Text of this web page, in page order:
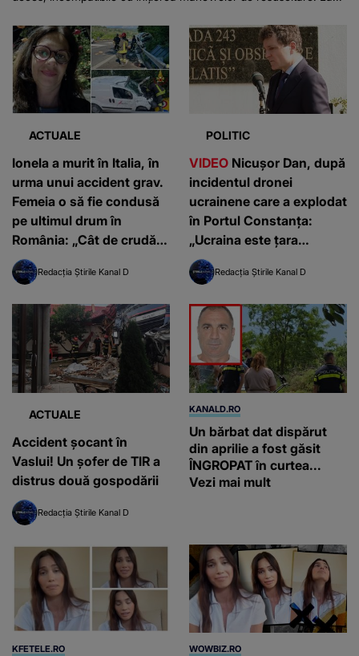
ACTUALE
Ionela a murit în Italia, în
urma unui accident grav.
Femeia o să fie condusă
pe ultimul drum în
România: „Cât de crudă a
fost viața”
Redacția Știrile Kanal D
POLITIC
VIDEO Nicușor Dan, după
incidentul dronei
ucrainene care a explodat
în Portul Constanţa:
„Ucraina este ţara
agresată. Pentru orice fel
de evenimente care apar,
Redacția Știrile Kanal D
ACTUALE
Accident șocant în
Vaslui! Un șofer de TIR a
distrus două gospodării
Redacția Știrile Kanal D
KANALD.RO
Un bărbat dat dispărut
din aprilie a fost găsit
ÎNGROPAT în curtea...
Vezi mai mult
KFETELE.RO WOWBIZ.RO